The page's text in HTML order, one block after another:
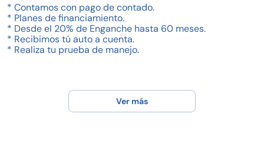
* Contamos con pago de contado.
* Planes de financiamiento.
* Desde el 20% de Enganche hasta 60 meses.
* Recibimos tú auto a cuenta.
* Realiza tu prueba de manejo.
Ver más